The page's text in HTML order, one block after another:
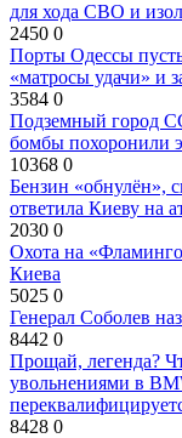
для хода СВО и
2450 0
Порты Одессы
«матросы удачи» и
3584 0
Подземный город
бомбы похоронили
10368 0
Бензин «обнулён»,
ответила Киеву на
2030 0
Охота на
Киева
5025 0
Генерал Соболев
8442 0
Прощай, легенда?
увольнениями в
8428 0